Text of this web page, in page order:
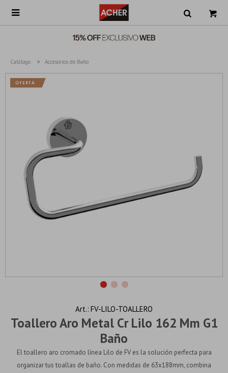

Catálogo Accesorios de Baño
Toallero Aro Metal Cr Lilo 162 Mm G1
Baño
FV-LILO-TOALLERO
El toallero aro cromado línea Lilo de FV es la solución perfecta para
organizar tus toallas de baño. Con medidas de 63x188mm, combina